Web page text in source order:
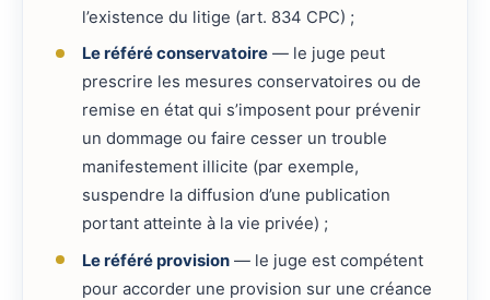
l’existence du litige (art. 834 CPC) ;
Le référé conservatoire— le juge peut
prescrire les mesures conservatoires ou de
remise en état qui s’imposent pour prévenir
un dommage ou faire cesser un trouble
manifestement illicite (par exemple,
suspendre la diffusion d’une publication
portant atteinte à la vie privée) ;
Le référé provision— le juge est compétent
pour accorder une provision sur une créance